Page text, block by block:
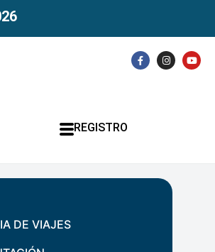
REGISTRO
DE VIAJES